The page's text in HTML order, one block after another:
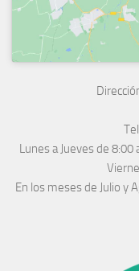
Lunes a Jueves de 8:00
En los meses de Julio y